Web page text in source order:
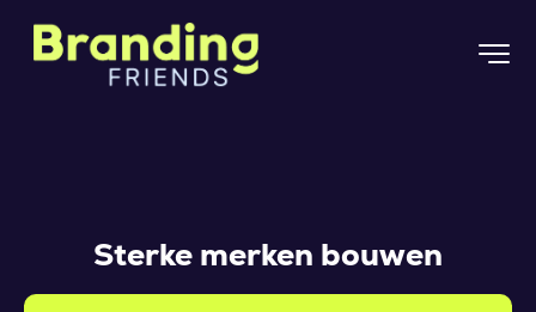
Sterke merken bouwen